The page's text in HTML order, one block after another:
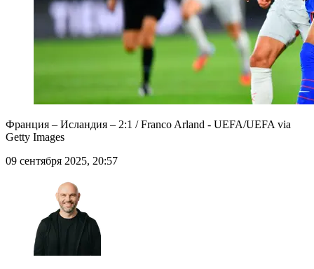
Франция – Исландия – 2:1 / Franco Arland - UEFA/UEFA via
Getty Images
09 сентября 2025, 20:57